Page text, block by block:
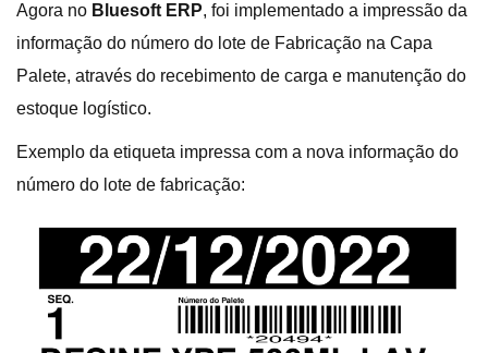
Agora no Bluesoft ERP, foi implementado a impressão da
informação do número do lote de Fabricação na Capa
Palete, através do recebimento de carga e manutenção do
estoque logístico.
Exemplo da etiqueta impressa com a nova informação do
número do lote de fabricação: